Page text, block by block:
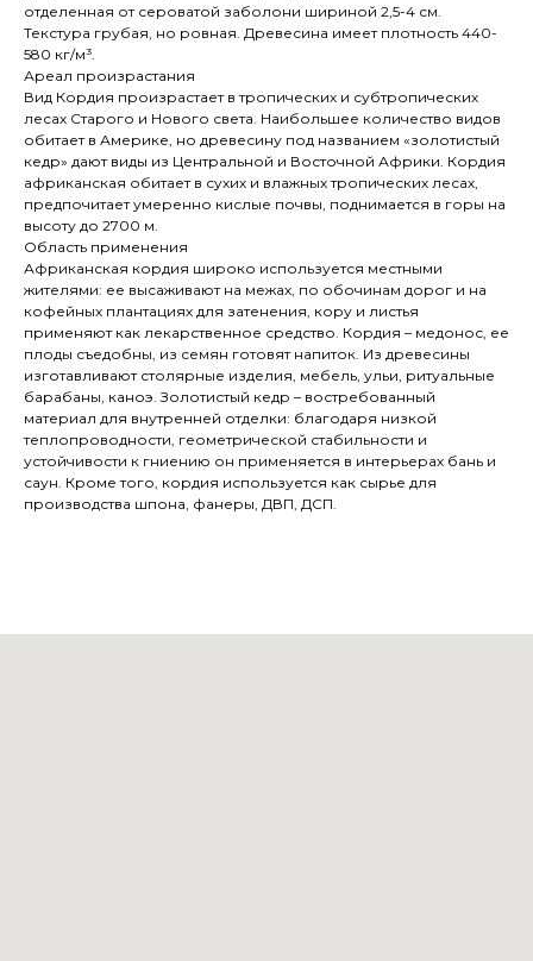
отделенная от сероватой заболони шириной 2,5-4 см.
Текстура грубая, но ровная. Древесина имеет плотность 440-
580 кг/м³.
Ареал произрастания
Вид Кордия произрастает в тропических и субтропических
лесах Старого и Нового света. Наибольшее количество видов
обитает в Америке, но древесину под названием «золотистый
кедр» дают виды из Центральной и Восточной Африки. Кордия
африканская обитает в сухих и влажных тропических лесах,
предпочитает умеренно кислые почвы, поднимается в горы на
высоту до 2700 м.
Область применения
Африканская кордия широко используется местными
жителями: ее высаживают на межах, по обочинам дорог и на
кофейных плантациях для затенения, кору и листья
применяют как лекарственное средство. Кордия – медонос, ее
плоды съедобны, из семян готовят напиток. Из древесины
изготавливают столярные изделия, мебель, ульи, ритуальные
барабаны, каноэ. Золотистый кедр – востребованный
материал для внутренней отделки: благодаря низкой
теплопроводности, геометрической стабильности и
устойчивости к гниению он применяется в интерьерах бань и
саун. Кроме того, кордия используется как сырье для
производства шпона, фанеры, ДВП, ДСП.